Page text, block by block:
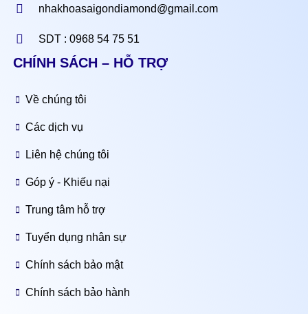
nhakhoasaigondiamond@gmail.com
SDT : 0968 54 75 51
CHÍNH SÁCH – HỖ TRỢ
Về chúng tôi
Các dịch vụ
Liên hệ chúng tôi
Góp ý - Khiếu nại
Trung tâm hỗ trợ
Tuyển dụng nhân sự
Chính sách bảo mật
Chính sách bảo hành